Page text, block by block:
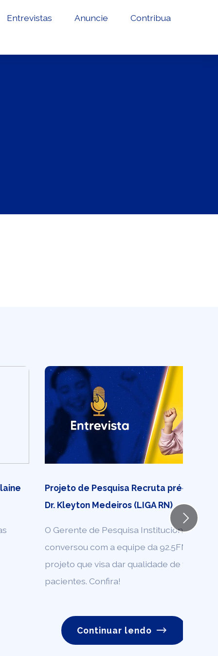
Entrevistas Anuncie Contribua
Projeto de Pesquisa Recruta pré-
Dr. Kleyton Medeiros (LIGA RN)
O Gerente de Pesquisa Institucional da
conversou com a equipe da 92.5FM sobre
projeto que visa dar qualidade de vida ao
pacientes. Confira!
Continuar lendo
Next